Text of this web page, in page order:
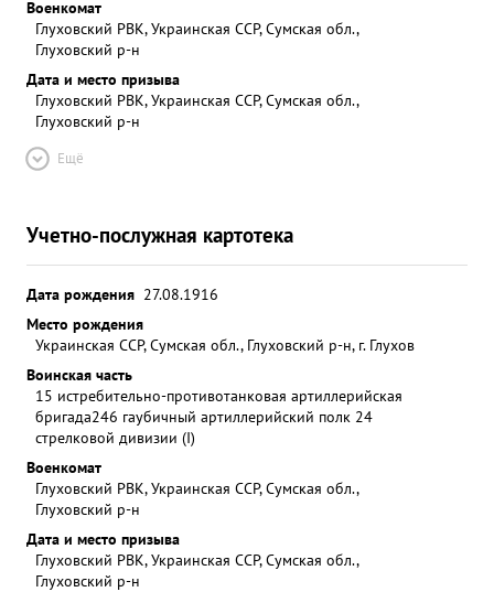
Военкомат
Глуховский РВК, Украинская ССР, Сумская обл.,
Глуховский р-н
Дата и место призыва
Глуховский РВК, Украинская ССР, Сумская обл.,
Глуховский р-н
Ещё
Учетно-послужная картотека
Дата рождения 27.08.1916
Место рождения
Украинская ССР, Сумская обл., Глуховский р-н, г. Глухов
Воинская часть
15 истребительно-противотанковая артиллерийская
бригада246 гаубичный артиллерийский полк 24
стрелковой дивизии (I)
Военкомат
Глуховский РВК, Украинская ССР, Сумская обл.,
Глуховский р-н
Дата и место призыва
Глуховский РВК, Украинская ССР, Сумская обл.,
Глуховский р-н